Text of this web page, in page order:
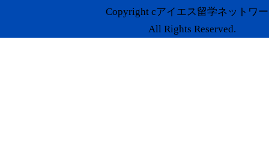
Copyright cアイエス留学ネットワ
All Rights Reserved.